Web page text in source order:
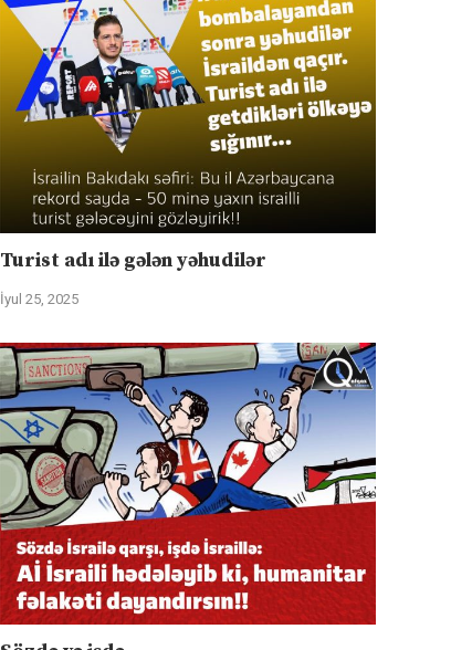
Turist adı ilə gələn yəhudilər
İyul 25, 2025